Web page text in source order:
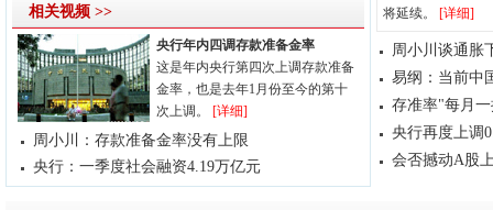
相关视频 >>
央行年内四调存款准备金率
这是年内央行第四次上调存款准备
金率，也是去年1月份至今的第十
次上调。 [详细]
周小川：存款准备金率没有上限
央行：一季度社会融资4.19万亿元
将延续。 [详细]
周小川谈通胀
易纲：当前中
存准率"每月
央行再度上调
会否撼动A股